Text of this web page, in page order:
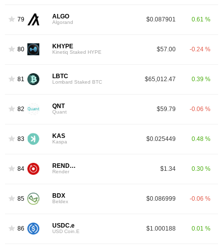
79 ALGO
Algorand $0.087901 0.61 %
80 KHYPE
Kinetiq Staked HYPE $57.00 -0.24 %
81 LBTC
Lombard Staked BTC $65,012.47 0.39 %
82 QNT
Quant $59.79 -0.06 %
83 KAS
Kaspa $0.025449 0.48 %
84 RENDER
Render $1.34 0.30 %
85 BDX
Beldex $0.086999 -0.06 %
86 USDC.e
USD Coin.E $1.000188 0.01 %